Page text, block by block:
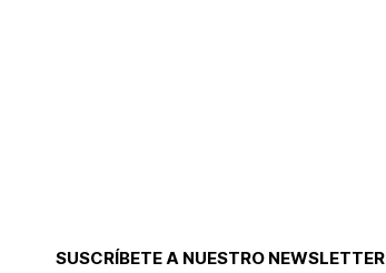
SUSCRÍBETE A NUESTRO NEWSLETTER